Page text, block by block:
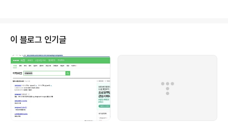
집’, ‘저칼로리 브런치’ 등을 키워드로 가벼운 식사를 찾는
분들이 많아졌습니다. 이런 흐름 속에서, 산뜻한 메뉴와 감
성적인 분위기를 동시에 즐길 수 있는 서울의 몇몇 공간들
을 소개해드리고자 합니다.이번 포스팅에서는 가볍지만 맛
있고, 분위기까지 만족스러운 6곳을 소개합니다.1. 산스
(@sans_meals) 산스..
이 블로그 인기글